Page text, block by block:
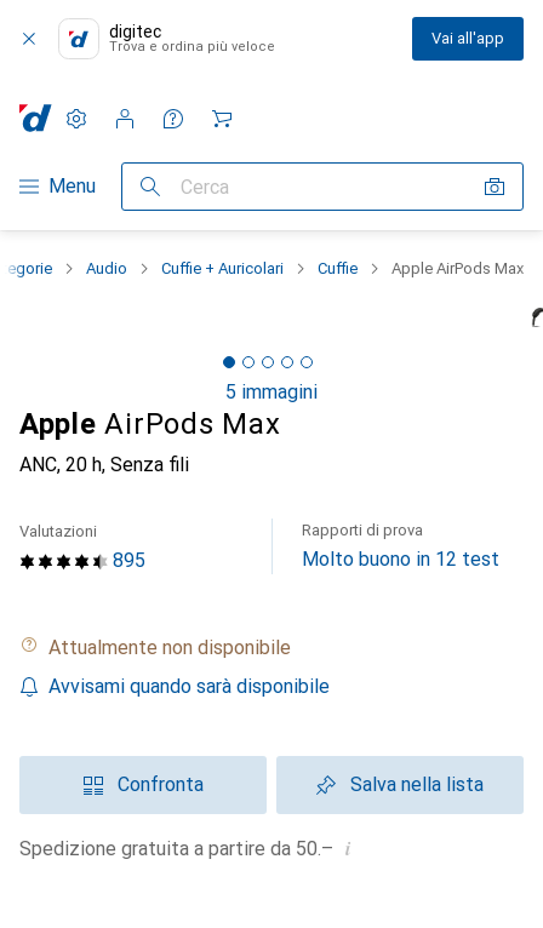
digitec
Trova e ordina più veloce Vai all'app
Categoria Navigazione
Menu Cerca
Impostazioni
Conto cliente
Liste di confronto
Liste dei desideri
Carrello
Audio Cuffie + Auricolari Cuffie Apple AirPods Max
5 immagini
Apple AirPods Max
ANC, 20 h, Senza fili
895
Valutazioni Rapporti di prova
Molto buono in 12 test
Attualmente non disponibile
Avvisami quando sarà disponibile
Confronta Salva nella lista
Spedizione gratuita a partire da 50.– i